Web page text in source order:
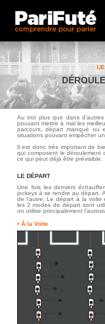
Au trot plus que dans
pouvant mettre à mal les
parcours, départ manqué ou
situations pouvant empêcher
Il est donc très important de
qui composent le déroulement
ce qui peut déjà être prévisible.
LE DÉPART
Une fois les derniers
jockeys à se rendre au départ.
de l’autre: Le départ à la volte
les 2 modes de départ sont
on utilise principalement
• À la Volte